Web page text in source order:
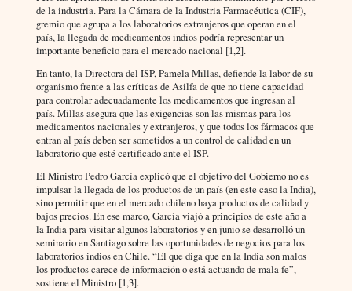
de la industria. Para la Cámara de la Industria Farmacéutica (CIF),
gremio que agrupa a los laboratorios extranjeros que operan en el
país, la llegada de medicamentos indios podría representar un
importante beneficio para el mercado nacional [1,2].
En tanto, la Directora del ISP, Pamela Millas, defiende la labor de su
organismo frente a las críticas de Asilfa de que no tiene capacidad
para controlar adecuadamente los medicamentos que ingresan al
país. Millas asegura que las exigencias son las mismas para los
medicamentos nacionales y extranjeros, y que todos los fármacos que
entran al país deben ser sometidos a un control de calidad en un
laboratorio que esté certificado ante el ISP.
El Ministro Pedro García explicó que el objetivo del Gobierno no es
impulsar la llegada de los productos de un país (en este caso la India),
sino permitir que en el mercado chileno haya productos de calidad y
bajos precios. En ese marco, García viajó a principios de este año a
la India para visitar algunos laboratorios y en junio se desarrolló un
seminario en Santiago sobre las oportunidades de negocios para los
laboratorios indios en Chile. “El que diga que en la India son malos
los productos carece de información o está actuando de mala fe”,
sostiene el Ministro [1,3].